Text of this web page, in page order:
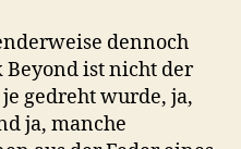
dennoch
Beyond ist nicht der
gedreht wurde, ja,
ja, manche